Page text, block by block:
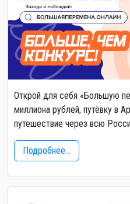
Открой для себя «Большую
миллиона рублей, путёвку в
путешествие через всю
Подробнее...